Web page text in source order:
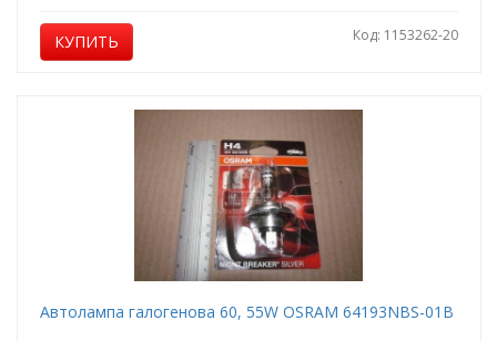
КУПИТЬ Код: 1153262-20
Автолампа галогенова 60, 55W OSRAM 64193NBS-01B